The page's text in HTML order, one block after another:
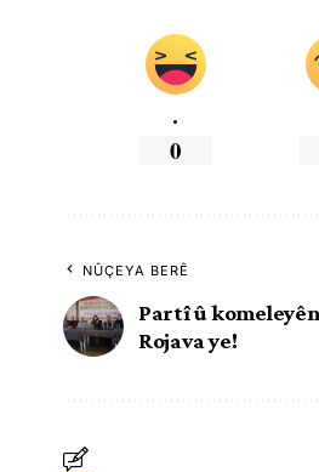
.
0
NÛÇEYA BERÊ
Partî û
Rojava ye!